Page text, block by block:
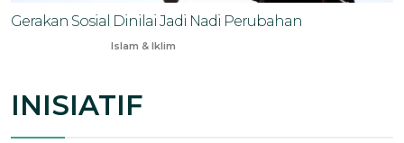
Gerakan Sosial Dinilai Jadi Nadi Perubahan
Islam & Iklim
INISIATIF